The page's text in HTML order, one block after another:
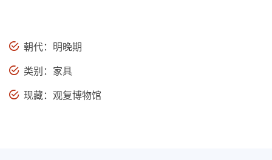
朝代：明晚期
类别：家具
现藏：观复博物馆